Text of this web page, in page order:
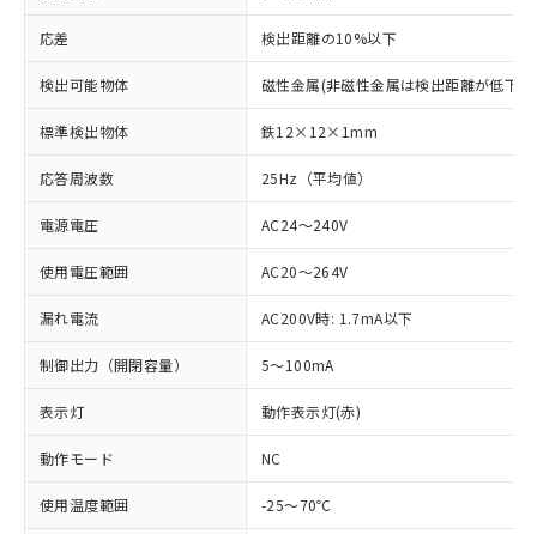
応差 検出距離の10%以下
検出可能物体 磁性金属(非磁性金属は検出距離が低下
標準検出物体 鉄12×12×1mm
応答周波数 25Hz（平均値）
電源電圧 AC24～240V
使用電圧範囲 AC20～264V
漏れ電流 AC200V時: 1.7mA以下
制御出力（開閉容量） 5～100mA
表示灯 動作表示灯(赤)
動作モード NC
使用温度範囲 -25～70℃
※1 対応状況
対応済み：EU RoHS指令（10物質）の
非含有に対応した製品が提供可能な商品で